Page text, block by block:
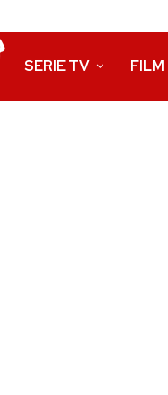
SERIE TV FILM